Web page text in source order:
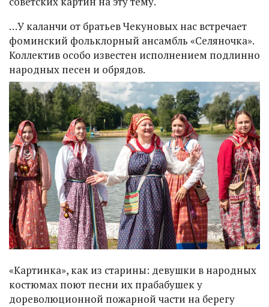
…У каланчи от братьев Чекуновых нас встречает
фоминский фольклорный ансамбль «Селяночка».
Коллектив особо известен исполнением подлинно
народных песен и обрядов.
«Картинка», как из старины: девушки в народных
костюмах поют песни их прабабушек у
дореволюционной пожарной части на берегу